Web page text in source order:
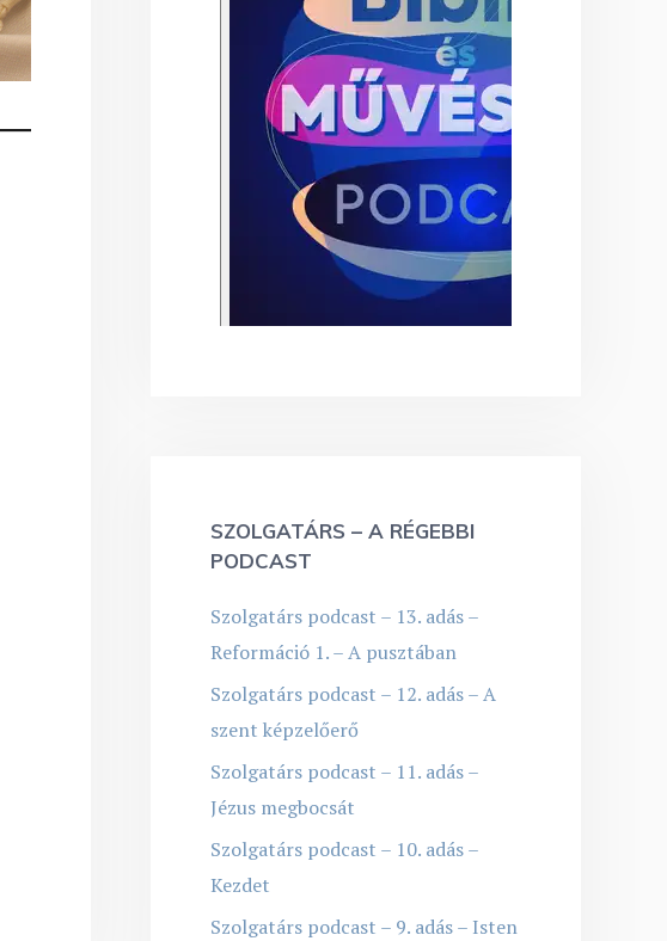
SZOLGATÁRS – A RÉGEBBI
PODCAST
Szolgatárs podcast – 13. adás –
Reformáció 1. – A pusztában
Szolgatárs podcast – 12. adás – A
szent képzelőerő
Szolgatárs podcast – 11. adás –
Jézus megbocsát
Szolgatárs podcast – 10. adás –
Kezdet
Szolgatárs podcast – 9. adás – Isten